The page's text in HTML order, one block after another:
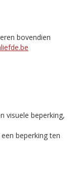
bovendien
visuele beperking,
beperking ten